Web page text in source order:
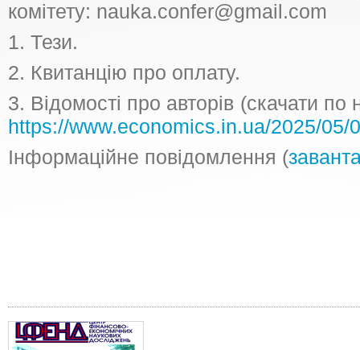
комітету: nauka.confer@gmail.com
1. Тези.
2. Квитанцію про оплату.
3. Відомості про авторів (скачати
https://www.economics.in.ua/2025/05/
Інформаційне повідомлення (